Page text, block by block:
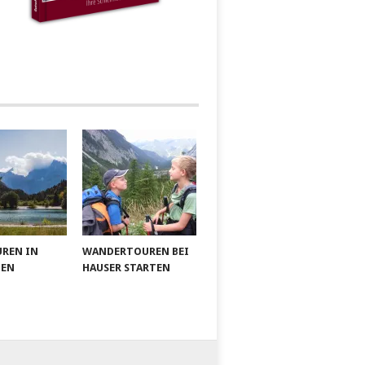
IN
WANDERTOUREN BEI
HAUSER STARTEN